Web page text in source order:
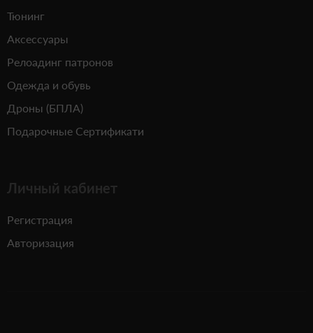
Тюнинг
Аксессуары
Релоадинг патронов
Одежда и обувь
Дроны (БПЛА)
Подарочные Сертификати
Личный кабинет
Регистрация
Авторизация